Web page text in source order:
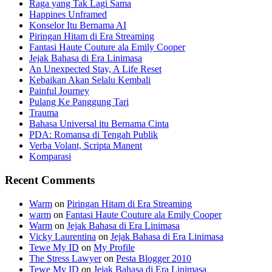
Raga yang Tak Lagi Sama
Happines Unframed
Konselor Itu Bernama AI
Piringan Hitam di Era Streaming
Fantasi Haute Couture ala Emily Cooper
Jejak Bahasa di Era Linimasa
An Unexpected Stay, A Life Reset
Kebaikan Akan Selalu Kembali
Painful Journey
Pulang Ke Panggung Tari
Trauma
Bahasa Universal itu Bernama Cinta
PDA: Romansa di Tengah Publik
Verba Volant, Scripta Manent
Komparasi
Recent Comments
Warm on Piringan Hitam di Era Streaming
warm on Fantasi Haute Couture ala Emily Cooper
Warm on Jejak Bahasa di Era Linimasa
Vicky Laurentina on Jejak Bahasa di Era Linimasa
Tewe My ID on My Profile
The Stress Lawyeron Pesta Blogger 2010
Tewe My ID on Jejak Bahasa di Era Linimasa